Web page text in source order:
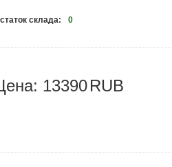
склада: 0
13390RUB